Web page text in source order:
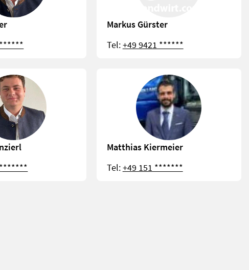
Markus Gürster
Tel:+49 9421 ******
*******
Matthias Kiermeier
Tel:+49 151 *******